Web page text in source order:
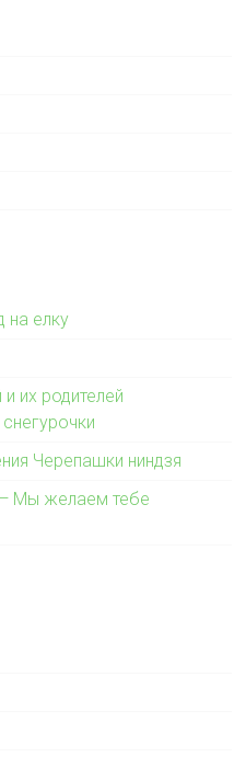
на елку
их родителей
Черепашки ниндзя
Мы желаем тебе